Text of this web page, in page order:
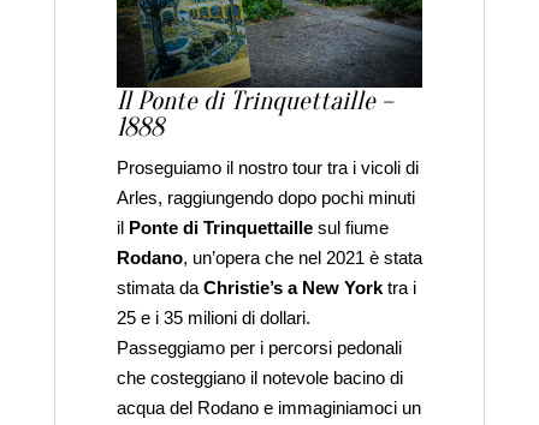
Il Ponte di Trinquettaille –
1888
Proseguiamo il nostro tour tra i vicoli di
Arles, raggiungendo dopo pochi minuti
il Ponte di Trinquettaillesul fiume
Rodano, un’opera che nel 2021 è stata
stimata da Christie’s a New Yorktra i
25 e i 35 milioni di dollari.
Passeggiamo per i percorsi pedonali
che costeggiano il notevole bacino di
acqua del Rodano e immaginiamoci un